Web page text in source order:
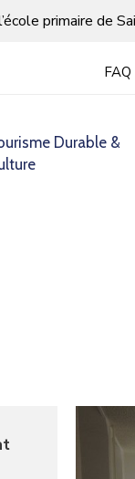
primaire de
FAQ
Durable &